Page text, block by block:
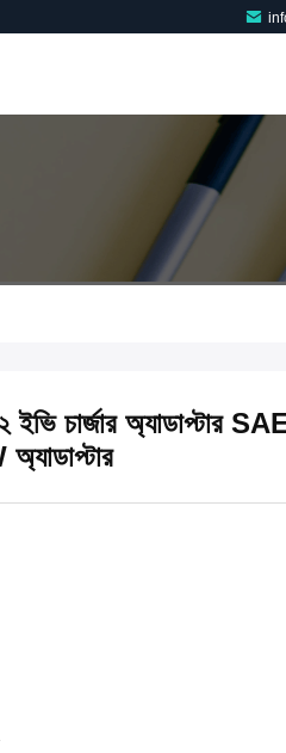
ইভি চার্জার অ্যাডাপ্টার